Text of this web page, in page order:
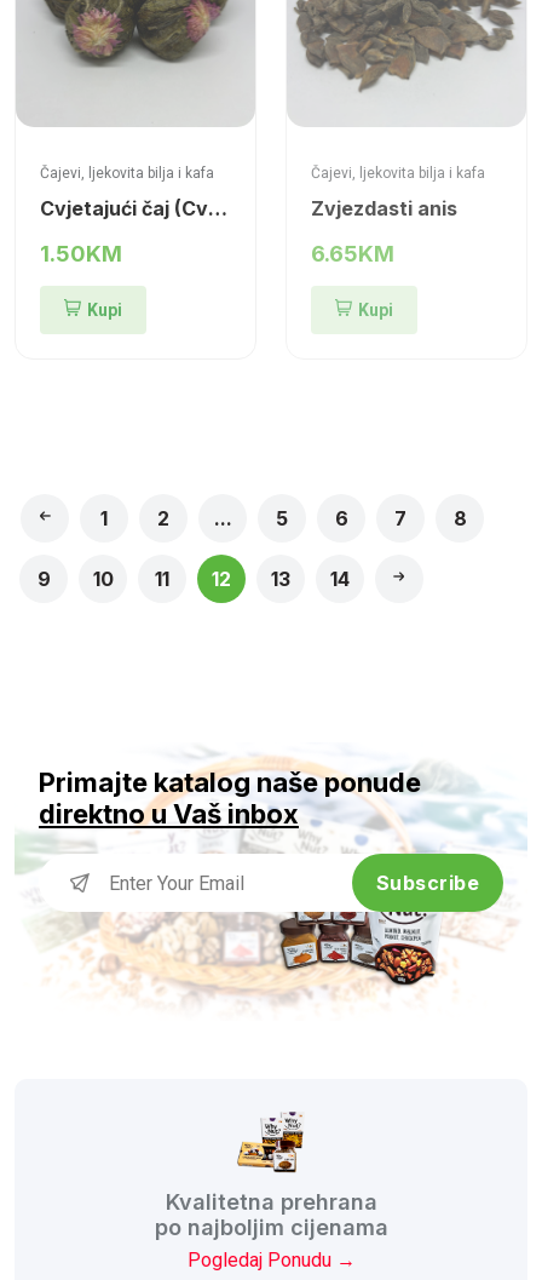
Čajevi, ljekovita bilja i kafa
Cvjetajući čaj (Cvijet Jasmina)
1.50KM
Kupi
Čajevi, ljekovita bilja i kafa
Zvjezdasti anis
6.65KM
Kupi
1 2 ... 5 6 7 8
9 10 11 12 13 14
Primajte katalog naše ponude
direktno u Vaš inbox
Subscribe
Kvalitetna prehrana
po najboljim cijenama
Pogledaj Ponudu →